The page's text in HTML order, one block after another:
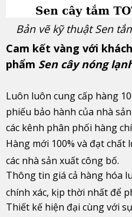
Bản vẽ kỹ thuật Sen
Cam kết vàng với
phẩm Sen cây nóng
Luôn luôn cung cấp hàng
phiếu bảo hành của nhà
các kênh phân phối hàng
Hàng mới 100% và đạt
các nhà sản xuất công bố.
Thông tin giá cả hàng hóa
chính xác, kịp thời nhất để
Thiết kế hiện đại cùng với